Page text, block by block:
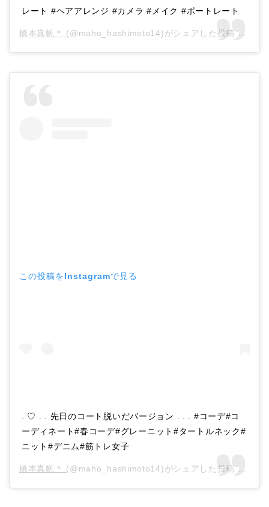
レート #ヘアアレンジ #カメラ #メイク #ポートレート
橋本真帆＊ (@maho_hashimoto14)がシェアした投稿 –
この投稿をInstagramで見る
. ♡ . . 先日のコート脱いだバージョン . . . #コーデ#コ
ーディネート#春コーデ#グレーニット#タートルネック#
ニット#デニム#筋トレ女子
橋本真帆＊ (@maho_hashimoto14)がシェアした投稿 –